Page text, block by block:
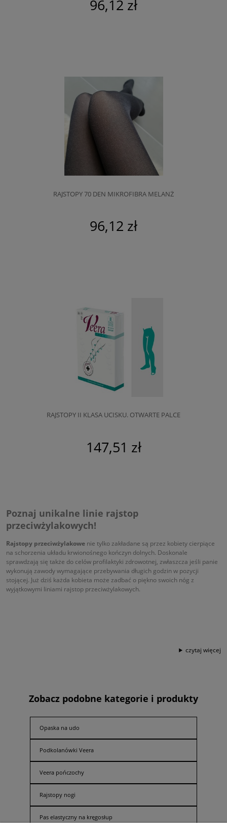
96,12 zł
RAJSTOPY 70 DEN MIKROFIBRA MELANŻ
96,12 zł
RAJSTOPY II KLASA UCISKU. OTWARTE PALCE
147,51 zł
Poznaj unikalne linie rajstop
przeciwżylakowych!
Rajstopy przeciwżylakowe nie tylko zakładane są przez kobiety cierpiące
na schorzenia układu krwionośnego kończyn dolnych. Doskonale
sprawdzają się także do celów profilaktyki zdrowotnej, zwłaszcza jeśli panie
wykonują zawody wymagające przebywania długich godzin w pozycji
stojącej. Już dziś każda kobieta może zadbać o piękno swoich nóg z
wyjątkowymi liniami rajstop przeciwżylakowych.
czytaj więcej
Zobacz podobne kategorie i produkty
Opaska na udo
Podkolanówki Veera
Veera pończochy
Rajstopy nogi
Pas elastyczny na kręgosłup